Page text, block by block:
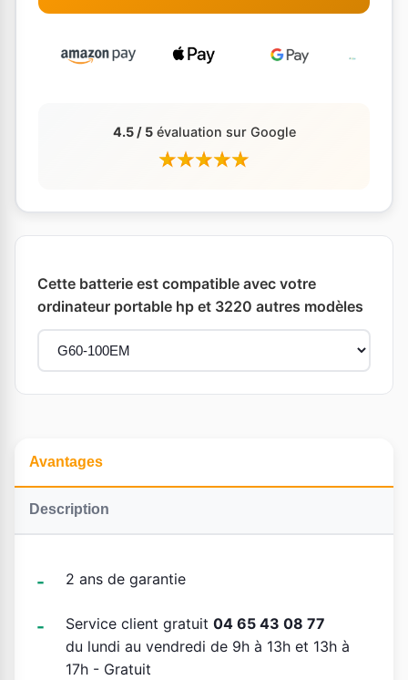
4.5 / 5évaluation sur Google
Cette batterie est compatible avec votre
ordinateur portable hp et 3220 autres modèles
Avantages
Description
2 ans de garantie
Service client gratuit 04 65 43 08 77
du lundi au vendredi de 9h à 13h et 13h à
17h - Gratuit